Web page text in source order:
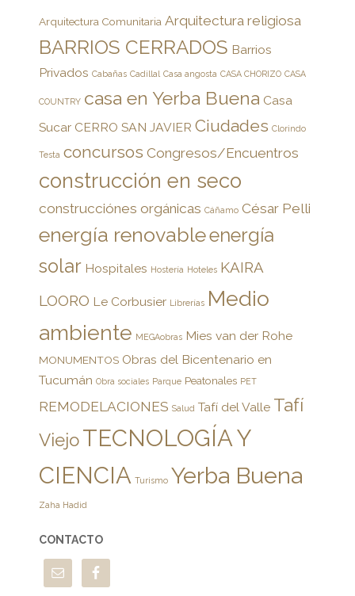
Arquitectura Comunitaria Arquitectura religiosa
BARRIOS CERRADOS Barrios
Privados Cabañas Cadillal Casa angosta CASA CHORIZO CASA
COUNTRY casa en Yerba Buena Casa
Sucar CERRO SAN JAVIER Ciudades Clorindo
Testa concursos Congresos/Encuentros
construcción en seco
construcciónes orgánicas Cáñamo César Pelli
energía renovableenergía
solar Hospitales Hostería Hoteles KAIRA
LOORO Le Corbusier Librerías Medio
ambiente MEGAobras Mies van der Rohe
MONUMENTOS Obras del Bicentenario en
Tucumán Obra sociales Parque Peatonales PET
REMODELACIONES Salud Tafí del Valle Tafí
ViejoTECNOLOGÍA Y
CIENCIA Turismo Yerba Buena
Zaha Hadid
CONTACTO